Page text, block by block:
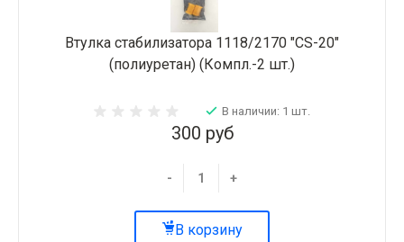
Втулка стабилизатора 1118/2170 "CS-20"
(полиуретан) (Компл.-2 шт.)
В наличии: 1 шт.
300 руб
- +
В корзину